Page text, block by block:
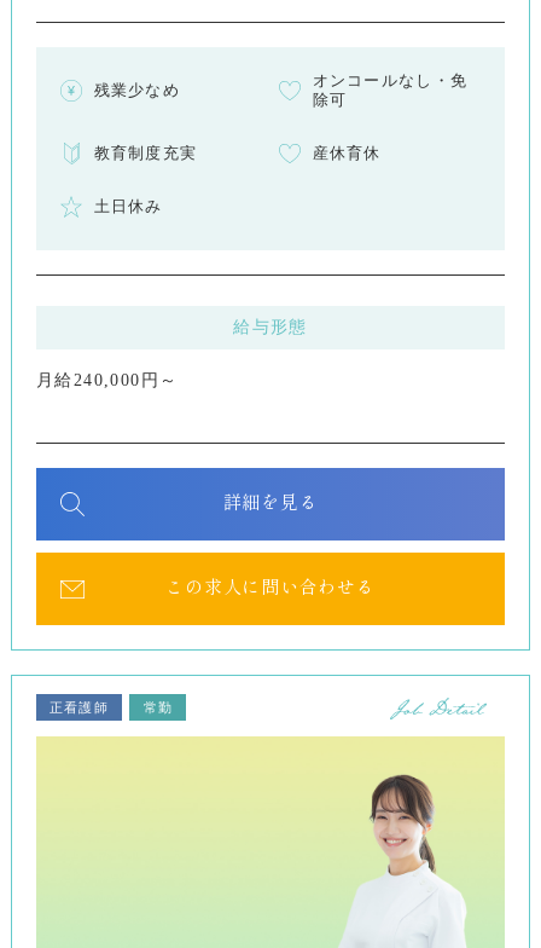
残業少なめ
オンコールなし・免
除可
教育制度充実 産休育休
土日休み
給与形態
月給240,000円～
詳細を見る
この求人に問い合わせる
正看護師 常勤